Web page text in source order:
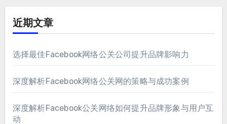
近期文章
选择最佳Facebook网络公关公司提升品牌影响力
深度解析Facebook网络公关网的策略与成功案例
深度解析Facebook公关网络如何提升品牌形象与用户互
动